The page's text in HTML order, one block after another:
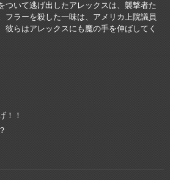
ついて逃げ出したアレックスは、襲撃者た
フラーを殺した一味は、アメリカ上院議員
彼らはアレックスにも魔の手を伸ばしてく
！！